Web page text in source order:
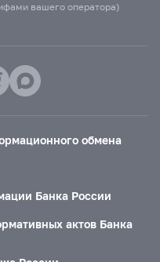
вашего оператора)
обмена
Банка России
актов Банка